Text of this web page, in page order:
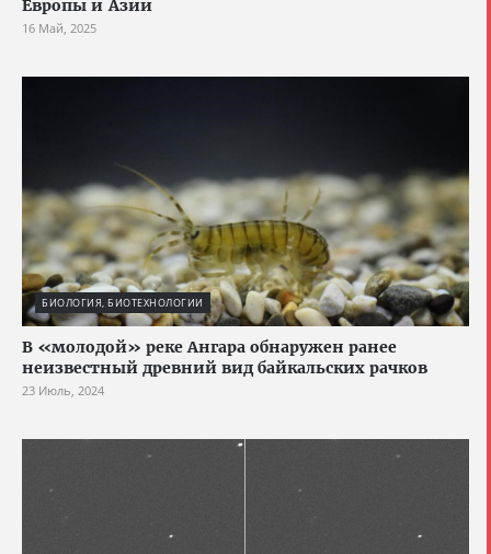
Европы и Азии
16 Май, 2025
БИОЛОГИЯ, БИОТЕХНОЛОГИИ
В «молодой» реке Ангара обнаружен ранее
неизвестный древний вид байкальских рачков
23 Июль, 2024